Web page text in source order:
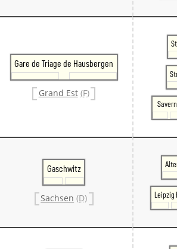
Gare de Triage de Hausbergen
Grand Est (F)
Gaschwitz
Sachsen (D) Leipzig